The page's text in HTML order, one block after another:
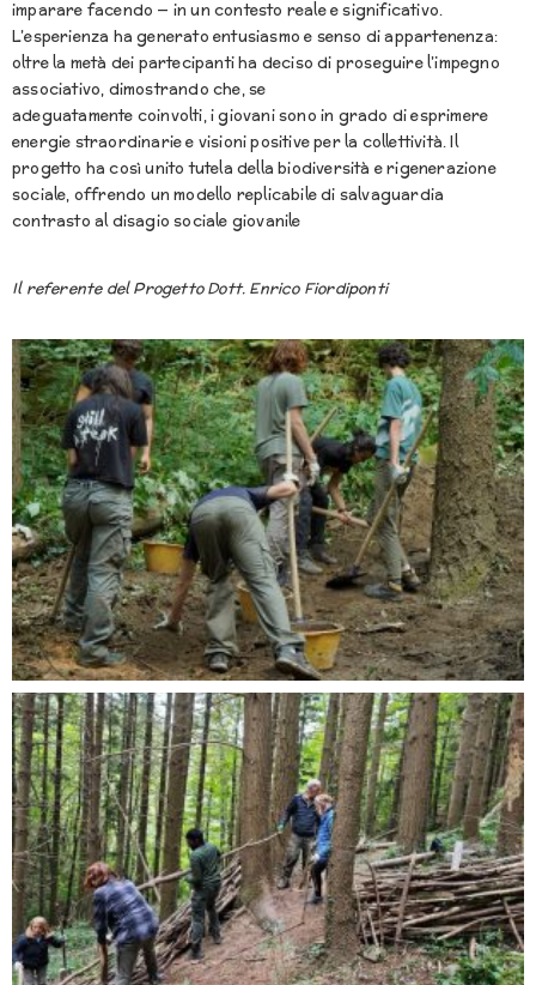
imparare facendo — in un contesto reale e significativo.
L’esperienza ha generato entusiasmo e senso di appartenenza:
oltre la metà dei partecipanti ha deciso di proseguire l’impegno
associativo, dimostrando che, se
adeguatamente coinvolti, i giovani sono in grado di esprimere
energie straordinarie e visioni positive per la collettività. Il
progetto ha così unito tutela della biodiversità e rigenerazione
sociale, offrendo un modello replicabile di salvaguardia
contrasto al disagio sociale giovanile
Il referente del ProgettoDott. Enrico Fiordiponti